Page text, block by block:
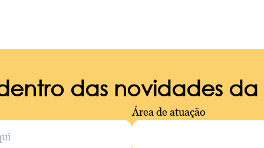
das novidades
Área de atuação